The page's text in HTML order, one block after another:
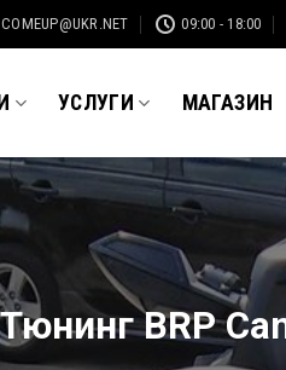
COMEUP@UKR.NET 09:00 - 18:00
УСЛУГИ МАГАЗИН
Тюнинг BRP